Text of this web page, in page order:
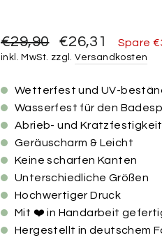
Normaler
Preis
€29,90 Sonderpreis
€26,31 Spare
inkl. MwSt. zzgl.Versandkosten
Wetterfest und UV-
Wasserfest für den
Abrieb- und Kratzfestigkeit
Geräuscharm & Leicht
Keine scharfen Kanten
Unterschiedliche Größen
Hochwertiger Druck
Mit ❤️ in Handarbeit
Hergestellt in deutschem